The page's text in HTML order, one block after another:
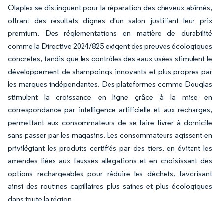
Olaplex se distinguent pour la réparation des cheveux abîmés,
offrant des résultats dignes d'un salon justifiant leur prix
premium. Des réglementations en matière de durabilité
comme la Directive 2024/825 exigent des preuves écologiques
concrètes, tandis que les contrôles des eaux usées stimulent le
développement de shampoings innovants et plus propres par
les marques indépendantes. Des plateformes comme Douglas
stimulent la croissance en ligne grâce à la mise en
correspondance par intelligence artificielle et aux recharges,
permettant aux consommateurs de se faire livrer à domicile
sans passer par les magasins. Les consommateurs agissent en
privilégiant les produits certifiés par des tiers, en évitant les
amendes liées aux fausses allégations et en choisissant des
options rechargeables pour réduire les déchets, favorisant
ainsi des routines capillaires plus saines et plus écologiques
dans toute la région.